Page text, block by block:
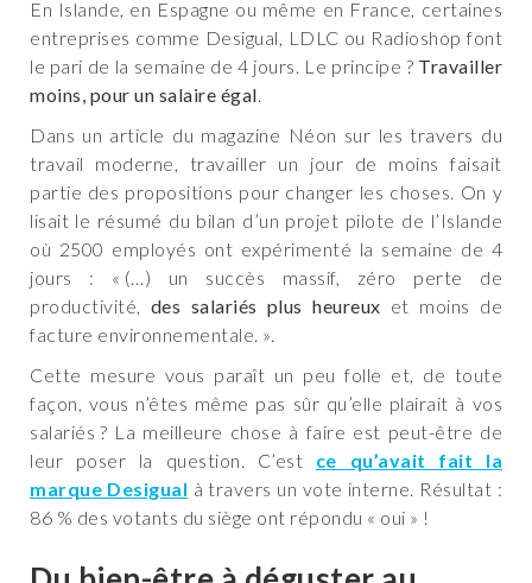
En Islande, en Espagne ou même en France, certaines
entreprises comme Desigual, LDLC ou Radioshop font
le pari de la semaine de 4 jours. Le principe ? Travailler
moins, pour un salaire égal.
Dans un article du magazine Néon sur les travers du
travail moderne, travailler un jour de moins faisait
partie des propositions pour changer les choses. On y
lisait le résumé du bilan d’un projet pilote de l’Islande
où 2500 employés ont expérimenté la semaine de 4
jours : « (…) un succès massif, zéro perte de
productivité, des salariés plus heureux et moins de
facture environnementale. ».
Cette mesure vous paraît un peu folle et, de toute
façon, vous n’êtes même pas sûr qu’elle plairait à vos
salariés ? La meilleure chose à faire est peut-être de
leur poser la question. C’est ce qu’avait fait la
marque Desigual à travers un vote interne. Résultat :
86 % des votants du siège ont répondu « oui » !